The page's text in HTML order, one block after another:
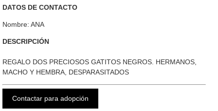
DATOS DE CONTACTO
Nombre: ANA
DESCRIPCIÓN
REGALO DOS PRECIOSOS GATITOS NEGROS. HERMANOS,
MACHO Y HEMBRA, DESPARASITADOS
Contactar para adopción